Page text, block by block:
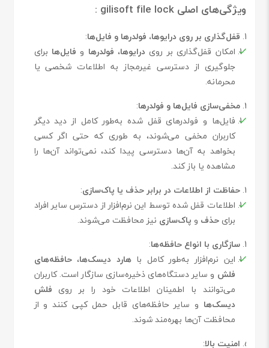
ویژگی‌های اصلی gilisoft file lock :
قفل‌گذاری بر روی درایوها، فولدرها و فایل‌ها:
امکان قفل‌گذاری بر روی درایوها، فولدرها و فایل‌ها برای
جلوگیری از دسترسی غیرمجاز به اطلاعات شخصی یا
محرمانه.
مخفی‌سازی فایل‌ها و فولدرها:
فایل‌ها و فولدرهای قفل شده به‌طور کامل از دید دیگر
کاربران مخفی می‌شوند، به طوری که حتی اگر کسی
بخواهد به آن‌ها دسترسی پیدا کند، نمی‌تواند آن‌ها را
مشاهده یا باز کند.
حفاظت از اطلاعات در برابر حذف یا پاک‌سازی:
اطلاعات قفل شده توسط این نرم‌افزار از دسترس سایر افراد
برایحذف و پاک‌سازی نیز محافظت می‌شوند.
سازگاری با انواع حافظه‌ها:
این نرم‌افزار به‌طور کامل باهارد دیسک‌ها،حافظه‌های
فلش و سایر دستگاه‌های ذخیره‌سازی سازگار است. کاربران
می‌توانند با اطمینان اطلاعات خود را بر روی فلش
دیسک‌ها و سایر حافظه‌های قابل حمل کپی کنند و از
محافظت آن‌ها بهره‌مند شوند.
امنیت بالا: